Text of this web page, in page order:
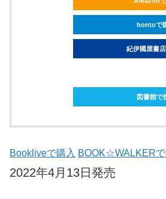
hontoで
紀伊國屋書
図書館で
Bookliveで購入 BOOK☆WALKERで
2022年4月13日発売